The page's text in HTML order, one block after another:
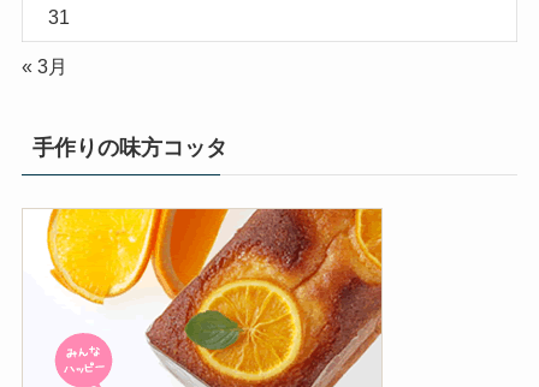
31
« 3月
手作りの味方コッタ